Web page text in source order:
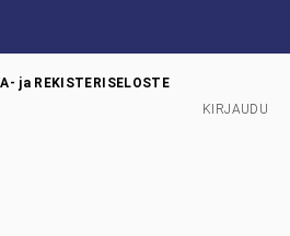
ja REKISTERISELOSTE
KIRJAUDU